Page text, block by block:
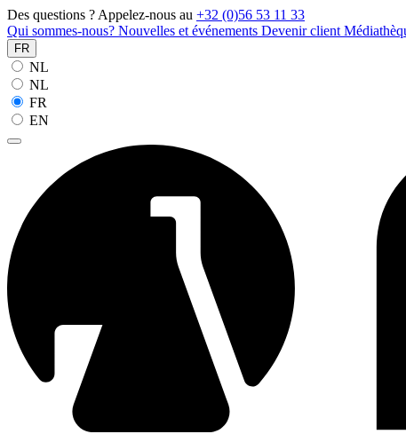
Des questions ? Appelez-nous au +32 (0)56 53 11 33
Qui sommes-nous? Nouvelles et événements Devenir client
FR
NL
NL
FR
EN